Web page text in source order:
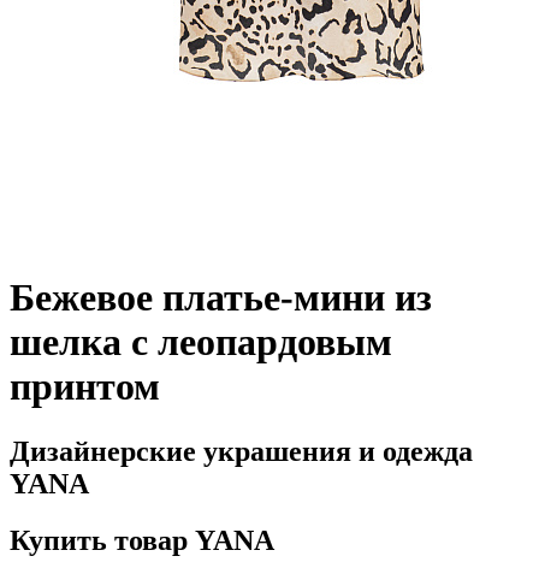
Бежевое платье-мини из
шелка с леопардовым
принтом
Дизайнерские украшения и одежда
YANA
Купить товар YANA